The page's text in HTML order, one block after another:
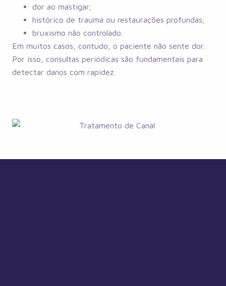
dor ao mastigar;
histórico de trauma ou restaurações profundas;
bruxismo não controlado.
Em muitos casos, contudo, o paciente não sente dor.
Por isso, consultas periódicas são fundamentais para
detectar danos com rapidez.